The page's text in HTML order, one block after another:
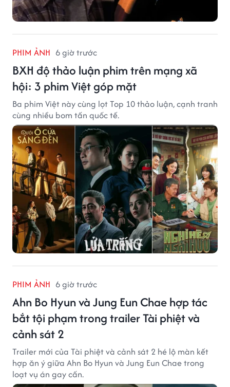
PHIM ẢNH 6 giờ trước
BXH độ thảo luận phim trên mạng xã
hội: 3 phim Việt góp mặt
Ba phim Việt này cùng lọt Top 10 thảo luận, cạnh tranh
cùng nhiều bom tấn quốc tế.
PHIM ẢNH 6 giờ trước
Ahn Bo Hyun và Jung Eun Chae hợp tác
bắt tội phạm trong trailer Tài phiệt và
cảnh sát 2
Trailer mới của Tài phiệt và cảnh sát 2 hé lộ màn kết
hợp ăn ý giữa Ahn Bo Hyun và Jung Eun Chae trong
loạt vụ án gay cấn.